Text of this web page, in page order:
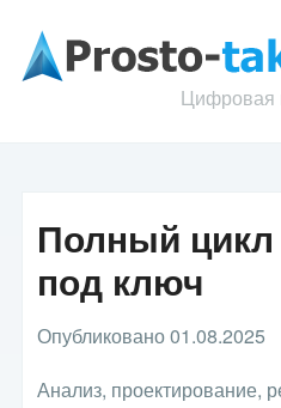
Цифровая
Полный цикл
под ключ
Опубликовано 01.08.2025
Анализ, проектирование,